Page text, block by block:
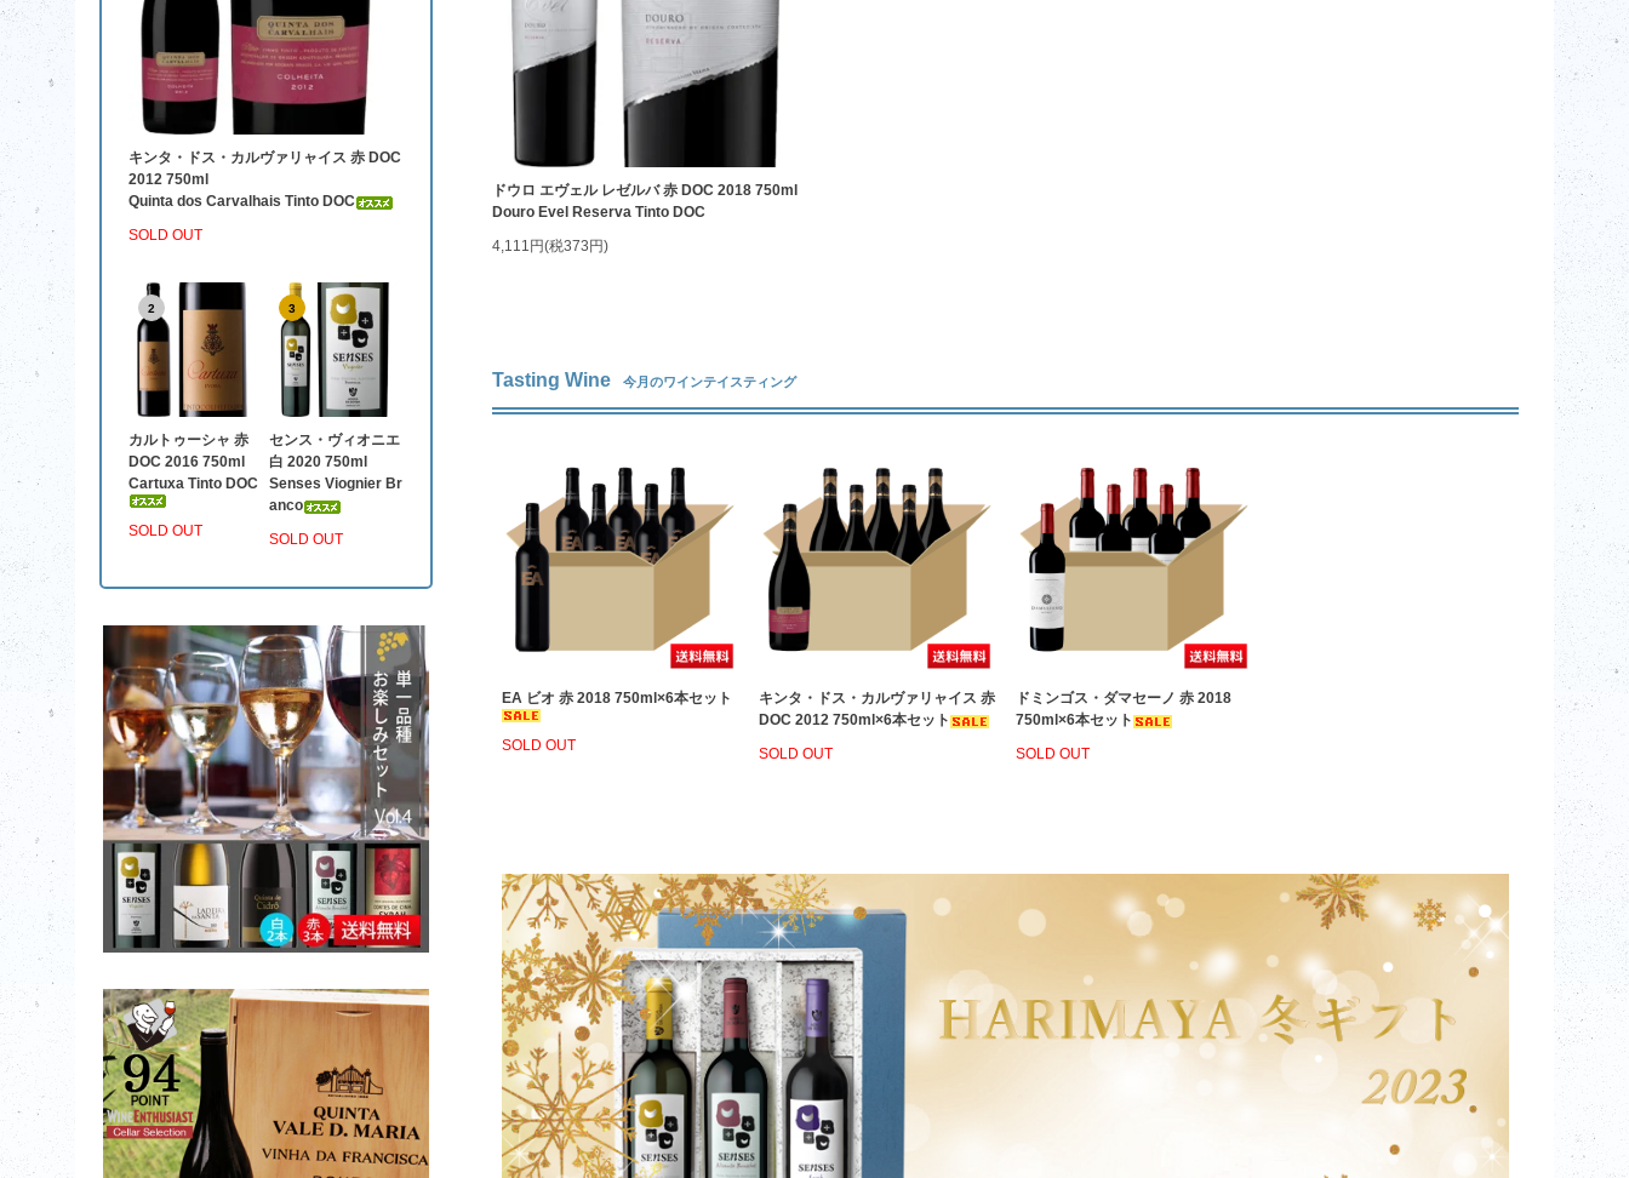
ドウロ エヴェル レゼルバ 赤 DOC 2018 750ml
Douro Evel Reserva Tinto DOC
4,111円(税373円)
Tasting Wine 今月のワインテイスティング
EA ビオ 赤 2018 750ml×6本セット
SOLD OUT
キンタ・ドス・カルヴァリャイス 赤
DOC 2012 750ml×6本セット
SOLD OUT
ドミンゴス・ダマセーノ 赤 2018
750ml×6本セット
SOLD OUT
キンタ・ドス・カルヴァリャイス 赤 DOC
2012 750ml
Quinta dos Carvalhais Tinto DOC
SOLD OUT
2
カルトゥーシャ 赤
DOC 2016 750ml
Cartuxa Tinto DOC
SOLD OUT
3
センス・ヴィオニエ
白 2020 750ml
Senses Viognier Br
anco
SOLD OUT